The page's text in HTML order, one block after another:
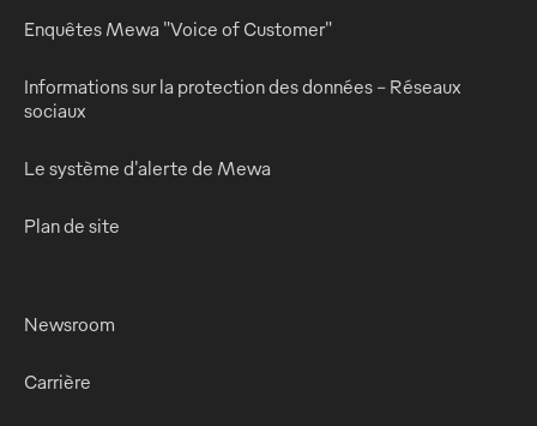
Enquêtes Mewa "Voice of Customer"
Informations sur la protection des données - Réseaux
sociaux
Le système d'alerte de Mewa
Plan de site
Newsroom
Carrière